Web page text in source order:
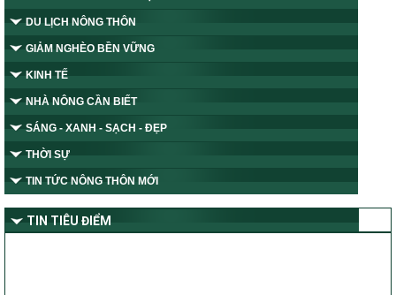
DU LỊCH NÔNG THÔN
GIẢM NGHÈO BỀN VỮNG
KINH TẾ
NHÀ NÔNG CẦN BIẾT
SÁNG - XANH - SẠCH - ĐẸP
THỜI SỰ
TIN TỨC NÔNG THÔN MỚI
TIN TIÊU ĐIỂM